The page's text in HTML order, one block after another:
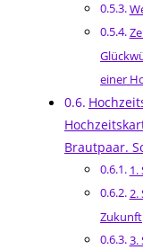
einer
Brautpaar.
1.
2.
Zukunft
3.